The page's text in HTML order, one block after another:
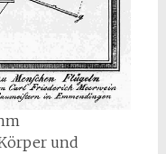
und